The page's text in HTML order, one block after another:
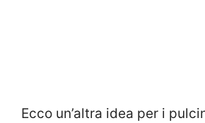
Ecco un’altra idea per i